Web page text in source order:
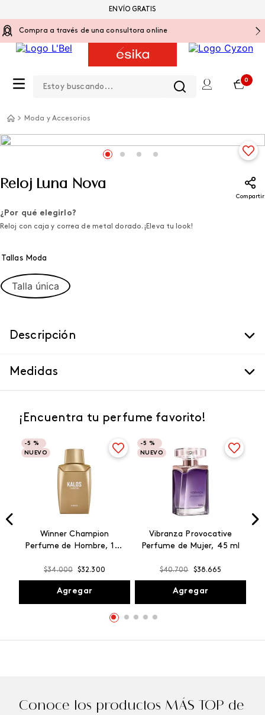
Compra a través de una consultora online
0
ENVÍO GRATIS
Moda y Accesorios
Reloj Luna Nova
Compartir
¿Por qué elegirlo?
Reloj con caja y correa de metal dorado. ¡Eleva tu look!
Tallas Moda
Talla única
Descripción
Medidas
¡Encuentra tu perfume favorito!
-5 %
NUEVO
Winner Champion
Perfume de Hombre, 100
$34.000 $32.300
Agregar
-5 %
NUEVO
Vibranza Provocative
Perfume de Mujer, 45 ml
$40.700 $38.665
Agregar
Conoce los productos MÁS TOP de